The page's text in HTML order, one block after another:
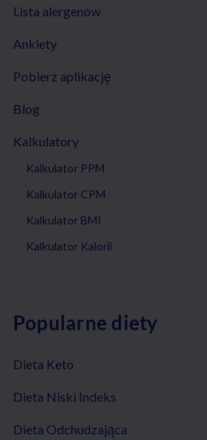
Lista alergenów
Ankiety
Pobierz aplikację
Blog
Kalkulatory
Kalkulator PPM
Kalkulator CPM
Kalkulator BMI
Kalkulator Kalorii
Popularne diety
Dieta Keto
Dieta Niski Indeks
Dieta Odchudzająca